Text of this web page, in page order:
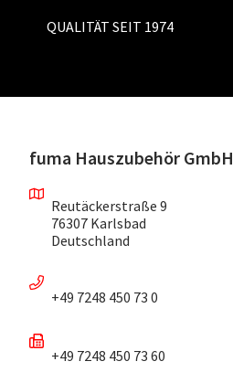
QUALITÄT SEIT 1974
fuma Hauszubehör GmbH
Reutäckerstraße 9
76307 Karlsbad
Deutschland
+49 7248 450 73 0
+49 7248 450 73 60